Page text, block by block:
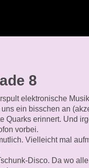
8
elektronische
ein bisschen an
Quarks erinnert. Und
vorbei.
Vielleicht mal
Disco. Da wo